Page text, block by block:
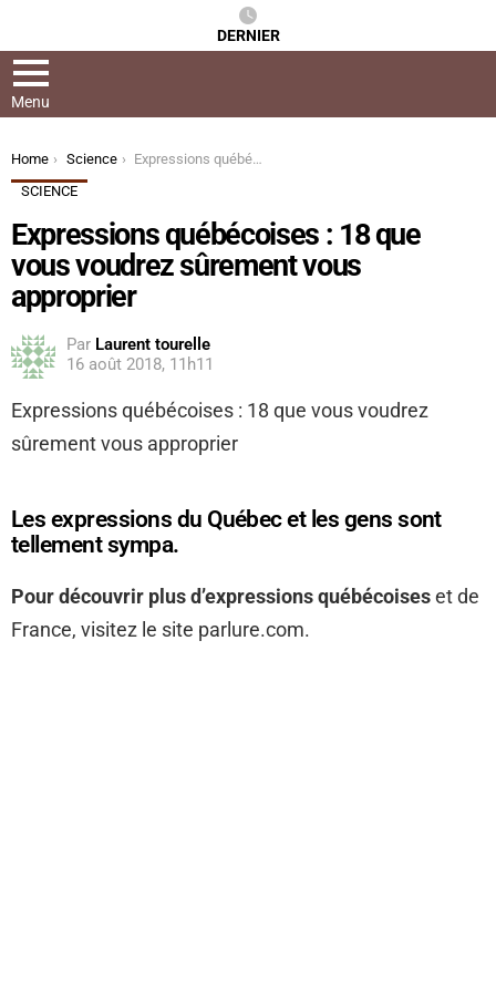
DERNIER
Menu
You are here:
Home Science
Expressions québécoises : 18 que vous voudrez sûrement vous approprier
SCIENCE
Expressions québécoises : 18 que
vous voudrez sûrement vous
approprier
Par Laurent tourelle
16 août 2018, 11h11
Expressions québécoises : 18 que vous voudrez
sûrement vous approprier
Les expressions du Québec et les gens sont
tellement sympa.
Pour découvrir plus d’expressions québécoiseset de
France, visitez le site parlure.com.